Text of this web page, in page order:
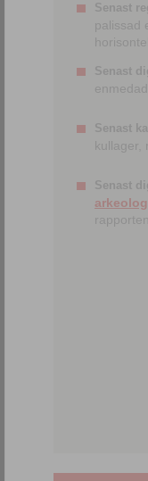
Senast
palissad
Senast
enmedad
Senast
kullager,
Senast
rapporten